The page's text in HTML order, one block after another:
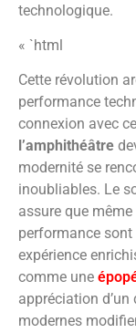
technologique.
« `html
Cette révolution
performance
connexion avec
l’amphithéâtre
modernité se
inoubliables. Le
assure que
performance
expérience
comme une
appréciation
modernes